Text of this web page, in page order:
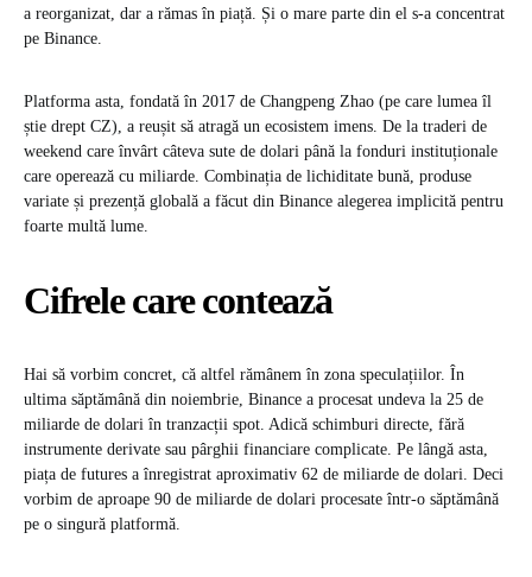
a reorganizat, dar a rămas în piață. Și o mare parte din el s-a concentrat
pe Binance.
Platforma asta, fondată în 2017 de Changpeng Zhao (pe care lumea îl
știe drept CZ), a reușit să atragă un ecosistem imens. De la traderi de
weekend care învârt câteva sute de dolari până la fonduri instituționale
care operează cu miliarde. Combinația de lichiditate bună, produse
variate și prezență globală a făcut din Binance alegerea implicită pentru
foarte multă lume.
Cifrele care contează
Hai să vorbim concret, că altfel rămânem în zona speculațiilor. În
ultima săptămână din noiembrie, Binance a procesat undeva la 25 de
miliarde de dolari în tranzacții spot. Adică schimburi directe, fără
instrumente derivate sau pârghii financiare complicate. Pe lângă asta,
piața de futures a înregistrat aproximativ 62 de miliarde de dolari. Deci
vorbim de aproape 90 de miliarde de dolari procesate într-o săptămână
pe o singură platformă.